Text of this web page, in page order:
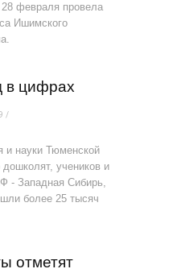
февраля провела
Ишимского
в цифрах
и науки Тюменской
дошколят, учеников и
- Западная Сибирь,
более 25 тысяч
отметят